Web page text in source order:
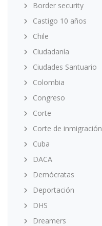
Border security
Castigo 10 años
Chile
Ciudadanía
Ciudades Santuario
Colombia
Congreso
Corte
Corte de inmigración
Cuba
DACA
Demócratas
Deportación
DHS
Dreamers